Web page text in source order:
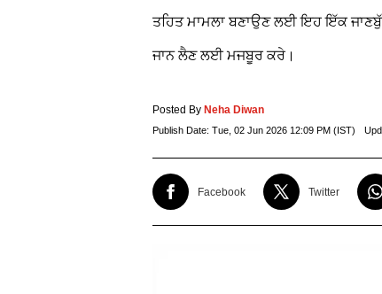
ਤਹਿਤ ਮਾਮਲਾ ਬਣਾਉਣ ਲਈ ਇਹ ਇੱਕ
ਜਾਨ ਲੈਣ ਲਈ ਮਜਬੂਰ ਕਰੇ।
Posted By Neha Diwan
Publish Date: Tue, 02 Jun 2026 12:09 PM (IST)
Facebook Twitter